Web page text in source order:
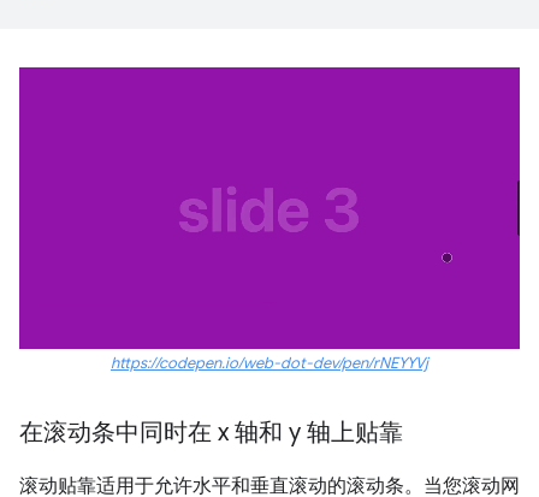
https://codepen.io/web-dot-dev/pen/rNEYYVj
在滚动条中同时在 x 轴和 y 轴上贴靠
滚动贴靠适用于允许水平和垂直滚动的滚动条。当您滚动网